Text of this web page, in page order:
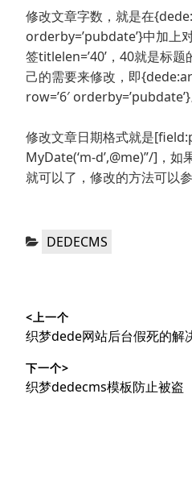
修改文章字数，就是在
orderby=’pubdate’}中加上
签titlelen=’40’，40就是标
己的需要来修改，即
row=’6′ orderby=’pubdate’}
修改文章日期格式就是
MyDate(‘m-d’,@me)”/]，
就可以了，修改的方法可以参
分
DEDECMS
章
导
航
<上一个
上
文
章：
织梦dede网站后台假死的解
下一个>
下
织梦dedecms模板防止被盗